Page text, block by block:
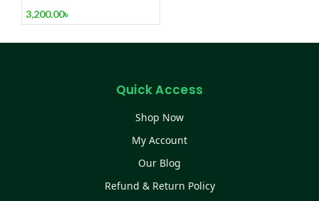
3,200.00৳
Quick Access
Shop Now
My Account
Our Blog
Refund & Return Policy